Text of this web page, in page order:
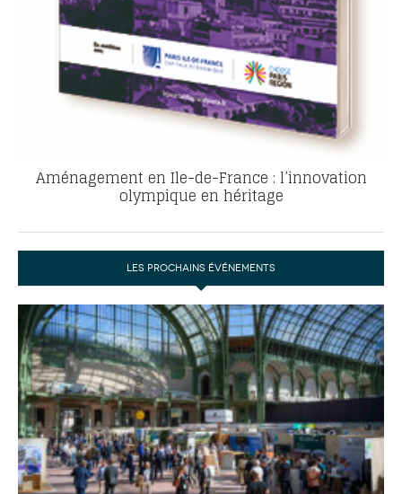
Aménagement en Ile-de-France : l’innovation
olympique en héritage
LES PROCHAINS ÉVÉNEMENTS